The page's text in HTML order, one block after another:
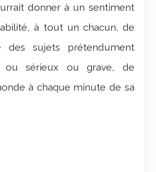
donner à un sentiment
à tout un chacun, de
des sujets prétendument
ou sérieux ou grave, de
à chaque minute de sa